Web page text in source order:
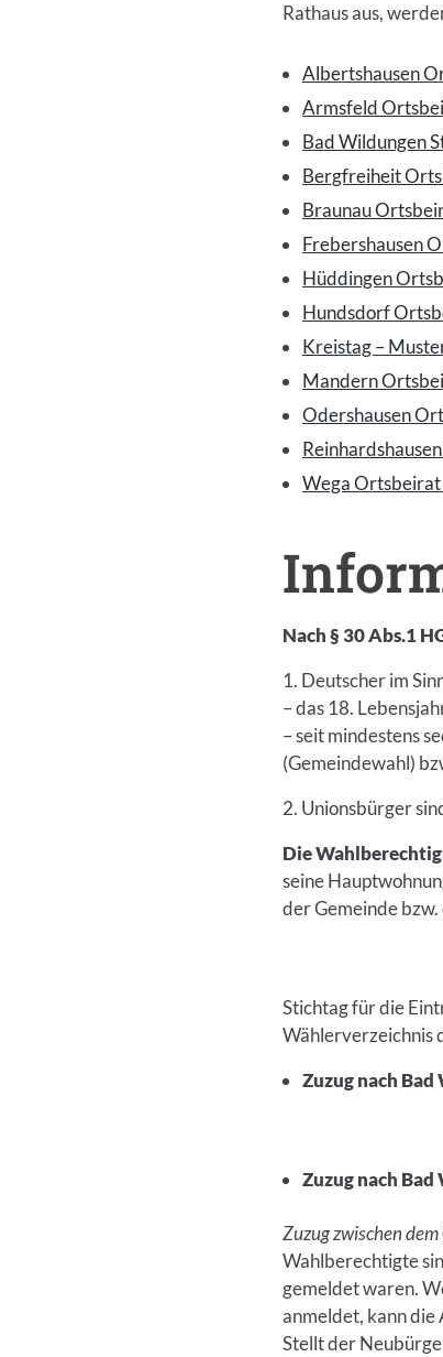
Rathaus aus,
Inhalt
Albertshausen
Armsfeld
Bad Wildungen
Bergfreiheit
Braunau
Frebershausen
Hüddingen
Hundsdorf
Kreistag –
Mandern
Odershausen
Wega
Einleitung
Nach § 30 Abs.1
1. Deutscher im
– das 18.
– seit mindestens
(Gemeindewahl)
2. Unionsbürger
Die
seine
der Gemeinde
Inhalt
Stichtag für die
Wählerverzeichnis
Zuzug nach
Zuzug nach
Zuzug zwischen
Wahlberechtigte
gemeldet waren.
anmeldet, kann die
Stellt der